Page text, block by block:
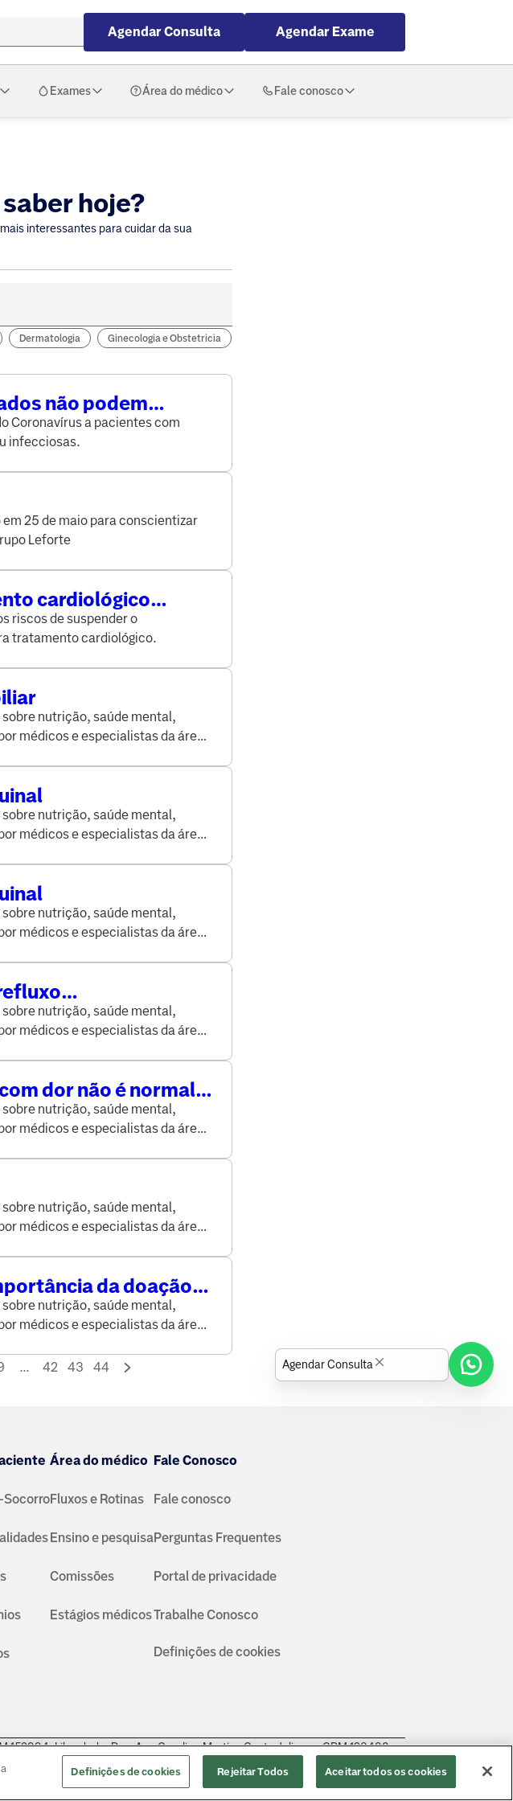
Agendar Consulta Agendar Exame
Exames Área do médico Fale conosco
hoje?
interessantes para cuidar da sua
Dermatologia Ginecologia e Obstetricia
não podem
Coronavírus a pacientes com
infecciosas.
25 de maio para conscientizar
Leforte
cardiológico
riscos de suspender o
tratamento cardiológico.
nutrição, saúde mental,
médicos e especialistas da área
nutrição, saúde mental,
médicos e especialistas da área
nutrição, saúde mental,
médicos e especialistas da área
nutrição, saúde mental,
médicos e especialistas da área
dor não é normal.
procurar
nutrição, saúde mental,
médicos e especialistas da área
nutrição, saúde mental,
médicos e especialistas da área
da doação
nutrição, saúde mental,
médicos e especialistas da área
... 42 43 44
Socorro
Área do médico
Fluxos e Rotinas
Ensino e pesquisa
Comissões
Estágios médicos
Fale Conosco
Fale conosco
Perguntas Frequentes
Portal de privacidade
Trabalhe Conosco
Definições de cookies
152994. Liberdade: Dra. Ana Carolina Martins Costa Juliano - CRM 126483.
Agendar Consulta
Definições de cookies Rejeitar Todos Aceitar todos os cookies